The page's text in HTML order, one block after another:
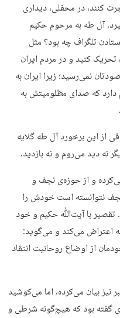
کنند، در محفلی، دیداری
آل طه به مرحوم حکیم
تلگراف چه بود؟ مثل
کنید و در مردم ایران
نمی‌رسید؛ زیرا ایران به
که صدای مظلومیتش به
از این برخورد آل طه گلایه
نه دید می‌روم و نه بازدید.
و از حوزه‌ی نجف و
نتوانسته است خودش را
تقصیر با آیت‌ﷲ حکیم و خود
می‌کند و می‌گوید:
از اوضاع روحانیت انتقاد
نیز بیان می‌کرده، اما می‌کوشید
گفته بود که هیچ‌گونه شرطی و